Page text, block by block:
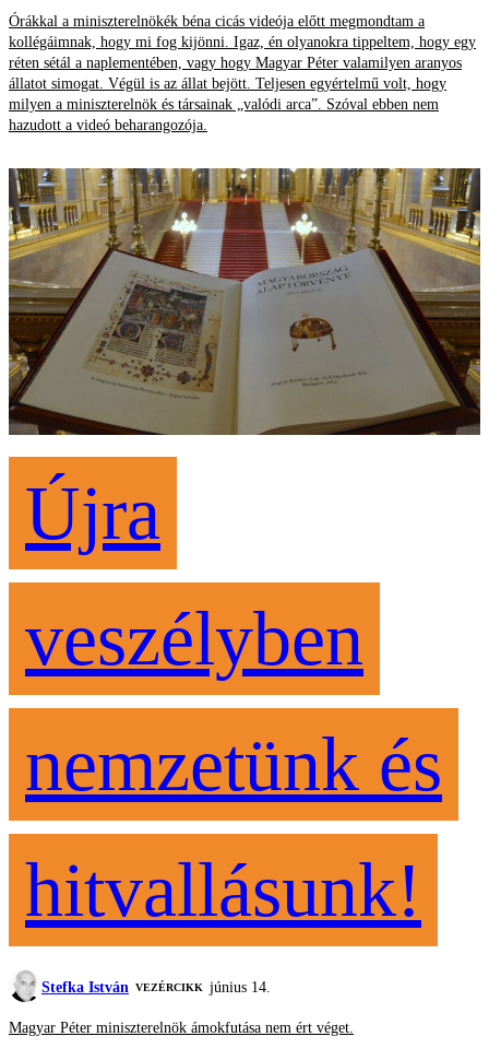
Órákkal a miniszterelnökék béna cicás videója előtt megmondtam a
kollégáimnak, hogy mi fog kijönni. Igaz, én olyanokra tippeltem, hogy egy
réten sétál a naplementében, vagy hogy Magyar Péter valamilyen aranyos
állatot simogat. Végül is az állat bejött. Teljesen egyértelmű volt, hogy
milyen a miniszterelnök és társainak „valódi arca”. Szóval ebben nem
hazudott a videó beharangozója.
Újra
veszélyben
nemzetünk és
hitvallásunk!
Stefka István VEZÉRCIKK június 14.
Magyar Péter miniszterelnök ámokfutása nem ért véget.